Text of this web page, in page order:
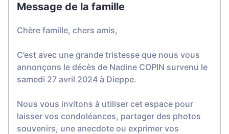
Message de la famille
Chère famille, chers amis,
C’est avec une grande tristesse que nous vous
annonçons le décès de Nadine COPIN survenu le
samedi 27 avril 2024 à Dieppe.
Nous vous invitons à utiliser cet espace pour
laisser vos condoléances, partager des photos
souvenirs, une anecdote ou exprimer vos